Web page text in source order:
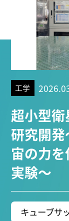
工学
人文学
TAG
(175)
生命
ブ生命分子研究
環境研究所 (63)
報学研究科 (47)
研究院 (26)
境医学研究所 (23)
宇宙 (21)
ナ (19)
オー
工学
超小型
研究開
宙の力
実験～
キューブサ